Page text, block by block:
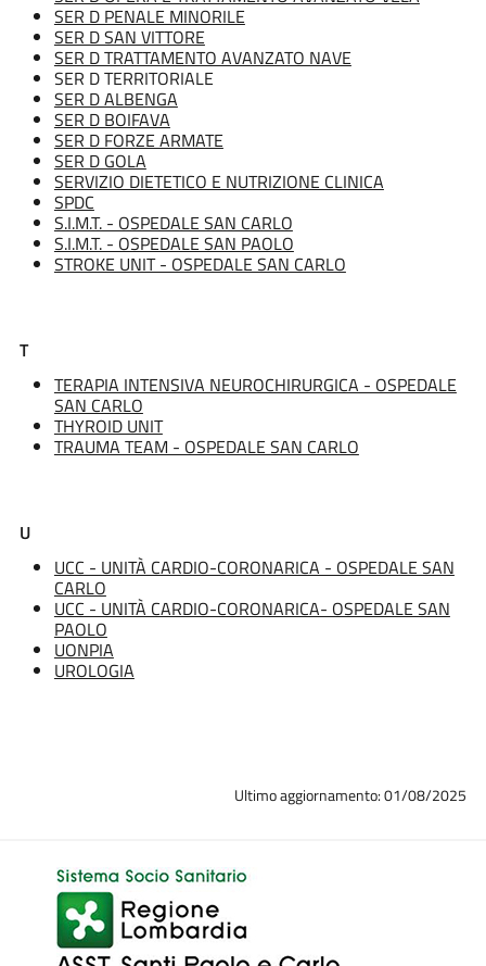
SER D PENALE MINORILE
SER D SAN VITTORE
SER D TRATTAMENTO AVANZATO NAVE
SER D TERRITORIALE
SER D ALBENGA
SER D BOIFAVA
SER D FORZE ARMATE
SER D GOLA
SERVIZIO DIETETICO E NUTRIZIONE CLINICA
SPDC
S.I.M.T. - OSPEDALE SAN CARLO
S.I.M.T. - OSPEDALE SAN PAOLO
STROKE UNIT - OSPEDALE SAN CARLO
T
TERAPIA INTENSIVA NEUROCHIRURGICA - OSPEDALE
SAN CARLO
THYROID UNIT
TRAUMA TEAM - OSPEDALE SAN CARLO
U
UCC - UNITÀ CARDIO-CORONARICA - OSPEDALE SAN
CARLO
UCC - UNITÀ CARDIO-CORONARICA- OSPEDALE SAN
PAOLO
UONPIA
UROLOGIA
Ultimo aggiornamento: 01/08/2025